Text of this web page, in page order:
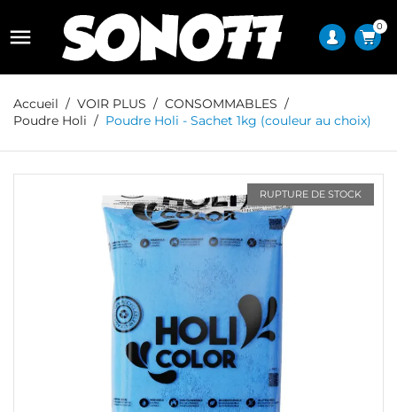
 0
Accueil VOIR PLUS
CONSOMMABLES
Poudre Holi
Poudre Holi - Sachet 1kg (couleur au choix)
RUPTURE DE STOCK